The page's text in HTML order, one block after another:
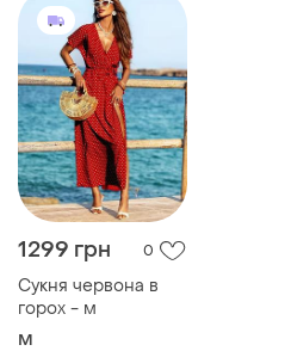
1299 грн 0
Сукня червона в
горох - м
M